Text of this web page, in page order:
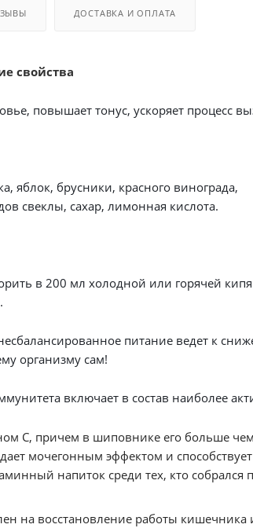
ДОСТАВКА И ОПЛАТА
свойства
повышает тонус, ускоряет процесс
яблок, брусники, красного винограда,
свеклы, сахар, лимонная кислота.
в 200 мл холодной или горячей
питание ведет к
организму сам!
включает в состав наиболее
С, причем в шиповнике его больше
мочегонным эффектом и
напиток среди тех, кто
на восстановление работы